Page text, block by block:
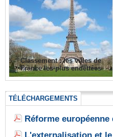
Classement : les villes de
France les plus endettées
TÉLÉCHARGEMENTS
Réforme